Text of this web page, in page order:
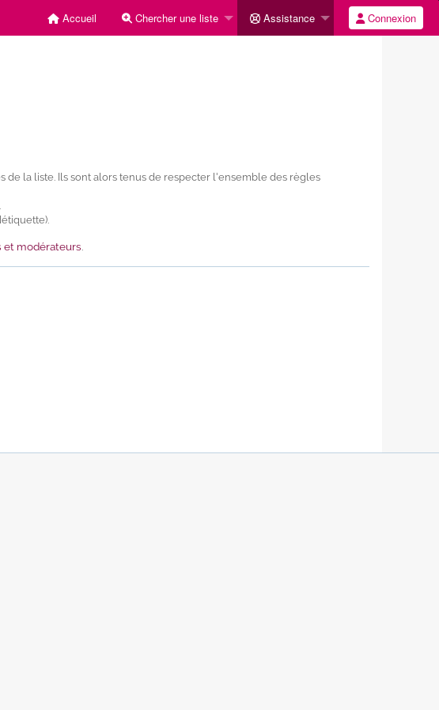
Accueil Chercher une liste Assistance Connexion
la liste. Ils sont alors tenus de respecter l'ensemble des règles
et modérateurs